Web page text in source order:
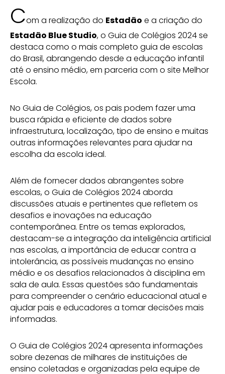
Com a realização do Estadão e a criação do
Estadão Blue Studio, o Guia de Colégios 2024 se
destaca como o mais completo guia de escolas
do Brasil, abrangendo desde a educação infantil
até o ensino médio, em parceria com o site Melhor
Escola.
No Guia de Colégios, os pais podem fazer uma
busca rápida e eficiente de dados sobre
infraestrutura, localização, tipo de ensino e muitas
outras informações relevantes para ajudar na
escolha da escola ideal.
Além de fornecer dados abrangentes sobre
escolas, o Guia de Colégios 2024 aborda
discussões atuais e pertinentes que refletem os
desafios e inovações na educação
contemporânea. Entre os temas explorados,
destacam-se a integração da inteligência artificial
nas escolas, a importância de educar contra a
intolerância, as possíveis mudanças no ensino
médio e os desafios relacionados à disciplina em
sala de aula. Essas questões são fundamentais
para compreender o cenário educacional atual e
ajudar pais e educadores a tomar decisões mais
informadas.
O Guia de Colégios 2024 apresenta informações
sobre dezenas de milhares de instituições de
ensino coletadas e organizadas pela equipe de